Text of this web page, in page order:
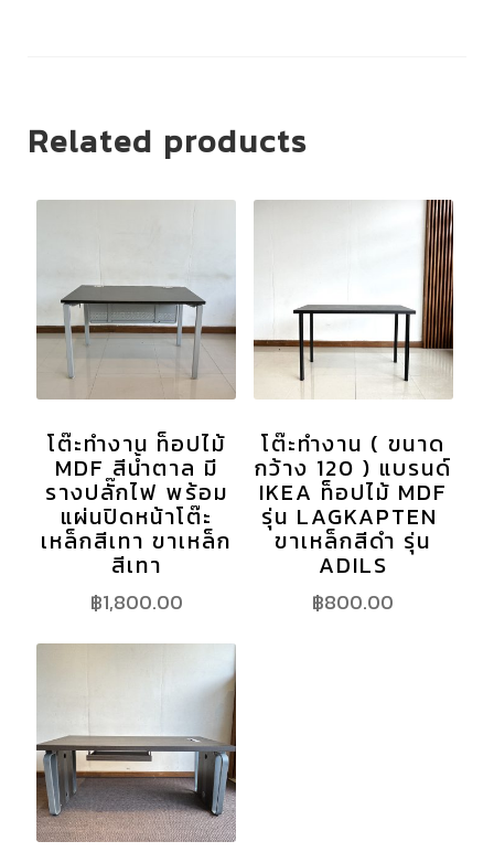
Related products
โต๊ะทำงาน ท็อปไม้
MDF สีน้ำตาล มี
รางปลั๊กไฟ พร้อม
แผ่นปิดหน้าโต๊ะ
เหล็กสีเทา ขาเหล็ก
สีเทา
฿1,800.00
โต๊ะทำงาน ( ขนาด
กว้าง 120 ) แบรนด์
IKEA ท็อปไม้ MDF
รุ่น LAGKAPTEN
ขาเหล็กสีดำ รุ่น
ADILS
฿800.00